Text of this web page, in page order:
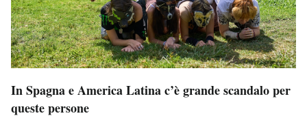
In Spagna e America Latina c’è grande scandalo per
queste persone